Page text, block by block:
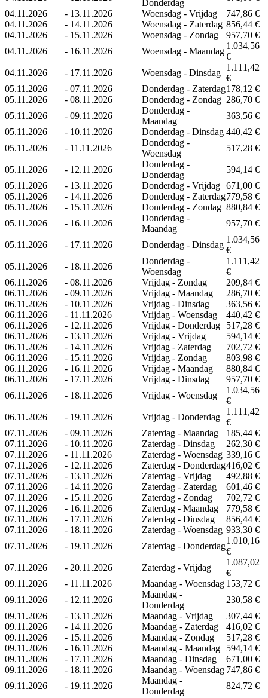
Donderdag
04.11.2026
- 13.11.2026 Woensdag - Vrijdag
747,86 €
04.11.2026
- 14.11.2026 Woensdag - Zaterdag 856,44 €
04.11.2026
- 15.11.2026 Woensdag - Zondag
957,70 €
04.11.2026
- 16.11.2026 Woensdag - Maandag
1.034,56
€
04.11.2026
- 17.11.2026 Woensdag - Dinsdag
1.111,42
€
05.11.2026
- 07.11.2026 Donderdag - Zaterdag178,12 €
05.11.2026
- 08.11.2026 Donderdag - Zondag 286,70 €
05.11.2026
- 09.11.2026
Donderdag -
Maandag
363,56 €
05.11.2026
- 10.11.2026 Donderdag - Dinsdag 440,42 €
05.11.2026
- 11.11.2026
Donderdag -
Woensdag
517,28 €
05.11.2026 - 12.11.2026
Donderdag -
Donderdag
594,14 €
05.11.2026
- 13.11.2026 Donderdag - Vrijdag 671,00 €
05.11.2026
- 14.11.2026 Donderdag - Zaterdag779,58 €
05.11.2026
- 15.11.2026 Donderdag - Zondag 880,84 €
05.11.2026
- 16.11.2026
Donderdag -
Maandag
957,70 €
05.11.2026 - 17.11.2026 Donderdag - Dinsdag
1.034,56
€
05.11.2026
- 18.11.2026
Donderdag -
Woensdag
1.111,42
€
06.11.2026
- 08.11.2026 Vrijdag - Zondag
209,84 €
06.11.2026
- 09.11.2026 Vrijdag - Maandag
286,70 €
06.11.2026
- 10.11.2026 Vrijdag - Dinsdag
363,56 €
06.11.2026
- 11.11.2026 Vrijdag - Woensdag
440,42 €
06.11.2026
- 12.11.2026 Vrijdag - Donderdag
517,28 €
06.11.2026
- 13.11.2026 Vrijdag - Vrijdag
594,14 €
06.11.2026
- 14.11.2026 Vrijdag - Zaterdag
702,72 €
06.11.2026
- 15.11.2026 Vrijdag - Zondag
803,98 €
06.11.2026
- 16.11.2026 Vrijdag - Maandag
880,84 €
06.11.2026
- 17.11.2026 Vrijdag - Dinsdag
957,70 €
06.11.2026
- 18.11.2026 Vrijdag - Woensdag
1.034,56
€
06.11.2026
- 19.11.2026 Vrijdag - Donderdag
1.111,42
€
07.11.2026
- 09.11.2026 Zaterdag - Maandag
185,44 €
07.11.2026
- 10.11.2026 Zaterdag - Dinsdag
262,30 €
07.11.2026
- 11.11.2026 Zaterdag - Woensdag 339,16 €
07.11.2026
- 12.11.2026 Zaterdag - Donderdag416,02 €
07.11.2026
- 13.11.2026 Zaterdag - Vrijdag
492,88 €
07.11.2026
- 14.11.2026 Zaterdag - Zaterdag
601,46 €
07.11.2026
- 15.11.2026 Zaterdag - Zondag
702,72 €
07.11.2026
- 16.11.2026 Zaterdag - Maandag
779,58 €
07.11.2026
- 17.11.2026 Zaterdag - Dinsdag
856,44 €
07.11.2026
- 18.11.2026 Zaterdag - Woensdag 933,30 €
07.11.2026
- 19.11.2026 Zaterdag - Donderdag
1.010,16
€
07.11.2026
- 20.11.2026 Zaterdag - Vrijdag
1.087,02
€
09.11.2026
- 11.11.2026 Maandag - Woensdag 153,72 €
09.11.2026
- 12.11.2026
Maandag -
Donderdag
230,58 €
09.11.2026
- 13.11.2026 Maandag - Vrijdag
307,44 €
09.11.2026
- 14.11.2026 Maandag - Zaterdag
416,02 €
09.11.2026
- 15.11.2026 Maandag - Zondag
517,28 €
09.11.2026
- 16.11.2026 Maandag - Maandag
594,14 €
09.11.2026
- 17.11.2026 Maandag - Dinsdag
671,00 €
09.11.2026
- 18.11.2026 Maandag - Woensdag 747,86 €
09.11.2026
- 19.11.2026
Maandag -
Donderdag
824,72 €